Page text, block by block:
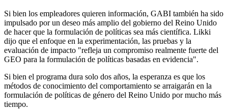
Si bien los empleadores quieren información, GABI también ha sido
impulsado por un deseo más amplio del gobierno del Reino Unido
de hacer que la formulación de políticas sea más científica. Likki
dijo que el enfoque en la experimentación, las pruebas y la
evaluación de impacto "refleja un compromiso realmente fuerte del
GEO para la formulación de políticas basadas en evidencia".
Si bien el programa dura solo dos años, la esperanza es que los
métodos de conocimiento del comportamiento se arraigarán en la
formulación de políticas de género del Reino Unido por mucho más
tiempo.